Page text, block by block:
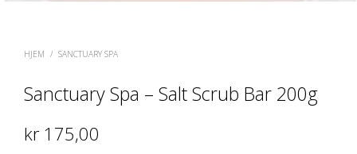
HJEM / SANCTUARY SPA
Sanctuary Spa – Salt Scrub Bar 200g
kr 175,00